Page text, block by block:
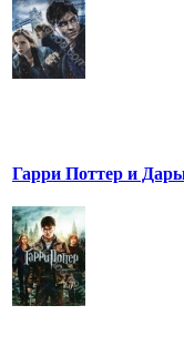
Гарри Поттер и